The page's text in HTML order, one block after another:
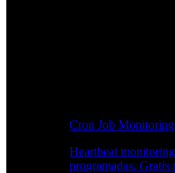
Cron Job Monitoring
Heartbeat
programadas. Gratis